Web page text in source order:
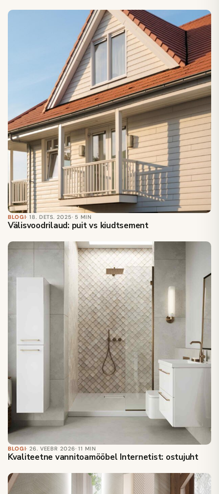
BLOGI· 18. DETS. 2025· 5 MIN
Välisvoodrilaud: puit vs kiudtsement
BLOGI· 26. VEEBR 2026· 11 MIN
Kvaliteetne vannitoamööbel Internetist: ostujuht